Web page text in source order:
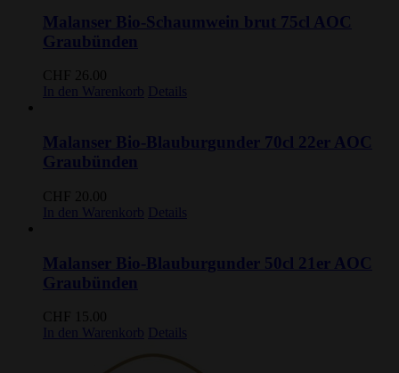
Malanser Bio-Schaumwein brut 75cl AOC
Graubünden
CHF
26.00
In den Warenkorb Details
Malanser Bio-Blauburgunder 70cl 22er AOC
Graubünden
CHF
20.00
In den Warenkorb Details
Malanser Bio-Blauburgunder 50cl 21er AOC
Graubünden
CHF
15.00
In den Warenkorb Details